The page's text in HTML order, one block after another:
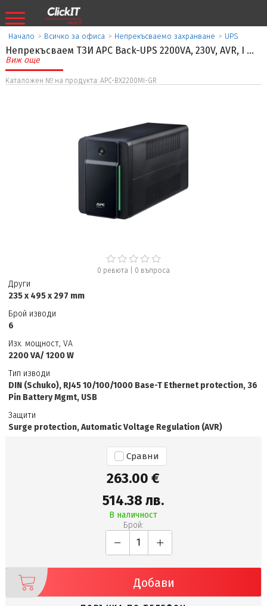
Начало > Всичко за офиса > Непрекъсваемо захранване > UPS
Непрекъсваем ТЗИ APC Back-UPS 2200VA, 230V, AVR, I ...
Виж още
Каталожен № на продукта: APC-BX2200MI-GR
0 ревюта| 0 въпроса
Други
235 x 495 x 297 mm
Брой изводи
6
Изх. мощност, VA
2200 VA/ 1200 W
Тип изводи
DIN (Schuko), RJ45 10/100/1000 Base-T Ethernet protection, 36
Pin Battery Mgmt, USB
Защити
Surge protection, Automatic Voltage Regulation (AVR)
Сравни
263.00 €
514.38 лв.
В наличност
Брой:
Добави